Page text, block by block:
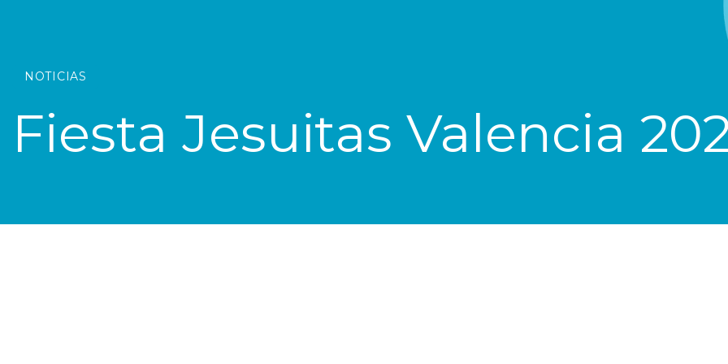
NOTICIAS
Fiesta Jesuitas Valencia